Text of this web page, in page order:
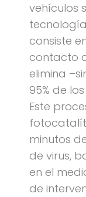
vehículos
consiste
contacto
elimina
95% de
Este
minutos
de virus,
en el
de